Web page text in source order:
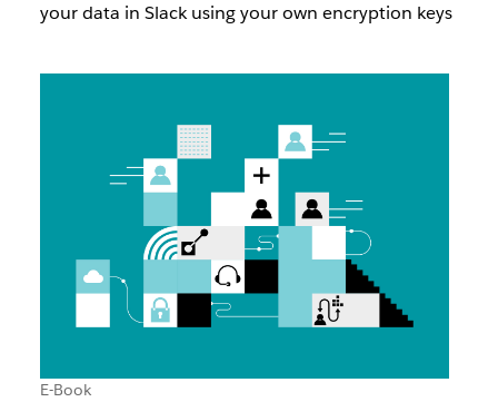
your data in Slack using your own encryption keys
E-Book